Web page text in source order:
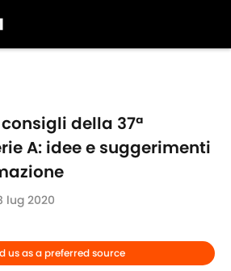
della 37ª
A: idee e suggerimenti
lug 2020
us as a preferred source